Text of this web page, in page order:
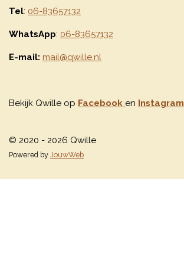
Tel: 06-83657132
WhatsApp: 06-83657132
E-mail: mail@qwille.nl
Bekijk Qwille op Facebook en Instagram
© 2020 - 2026 Qwille
Powered by JouwWeb